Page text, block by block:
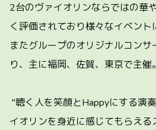
2台のヴァイオリンならではの華
く評価されており様々なイベント
またグループのオリジナルコン
り、主に福岡、佐賀、東京で主催。
″聴く人を笑顔とHappyにする演
イオリンを身近に感じてもらえる